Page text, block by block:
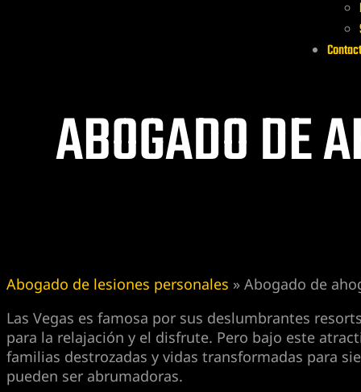
ABOGADO DE
Abogado de lesiones personales » Abogado de
Las Vegas es famosa por sus deslumbrantes
para la relajación y el disfrute. Pero bajo este
familias destrozadas y vidas transformadas para
pueden ser abrumadoras.